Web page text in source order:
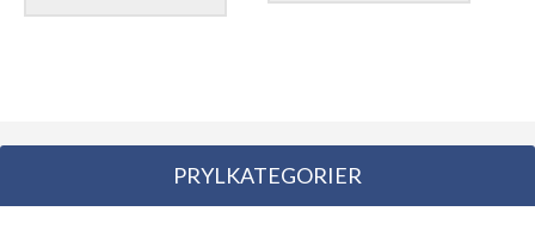
PRYLKATEGORIER